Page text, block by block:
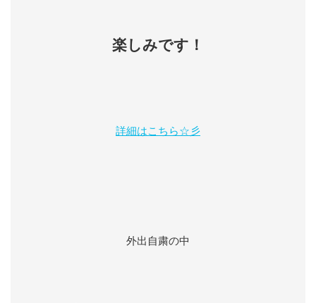
楽しみです！
詳細はこちら☆彡
外出自粛の中